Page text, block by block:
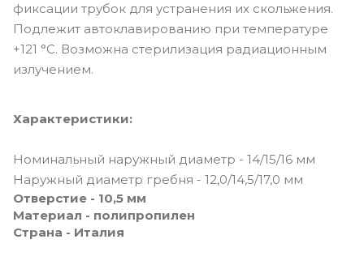
фиксации трубок для устранения их скольжения.
Подлежит автоклавированию при температуре
+121 °C. Возможна стерилизация радиационным
излучением.
Характеристики:
Номинальный наружный диаметр - 14/15/16 мм
Наружный диаметр гребня - 12,0/14,5/17,0 мм
Отверстие - 10,5 мм
Материал - полипропилен
Страна - Италия